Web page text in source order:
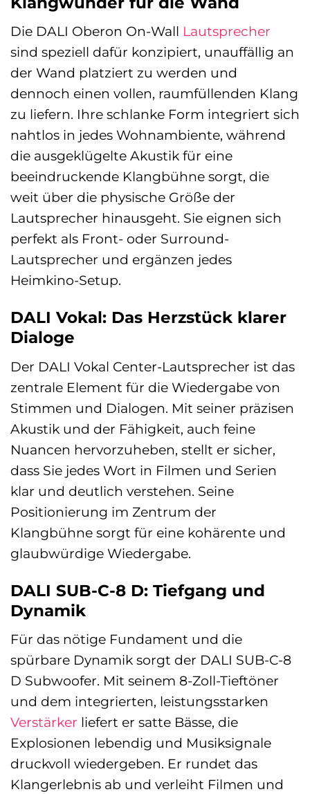
Die DALI Oberon On-Wall Lautsprecher
sind speziell dafür konzipiert, unauffällig an
der Wand platziert zu werden und
dennoch einen vollen, raumfüllenden Klang
zu liefern. Ihre schlanke Form integriert sich
nahtlos in jedes Wohnambiente, während
die ausgeklügelte Akustik für eine
beeindruckende Klangbühne sorgt, die
weit über die physische Größe der
Lautsprecher hinausgeht. Sie eignen sich
perfekt als Front- oder Surround-
Lautsprecher und ergänzen jedes
Heimkino-Setup.
DALI Vokal: Das Herzstück klarer
Dialoge
Der DALI Vokal Center-Lautsprecher ist das
zentrale Element für die Wiedergabe von
Stimmen und Dialogen. Mit seiner präzisen
Akustik und der Fähigkeit, auch feine
Nuancen hervorzuheben, stellt er sicher,
dass Sie jedes Wort in Filmen und Serien
klar und deutlich verstehen. Seine
Positionierung im Zentrum der
Klangbühne sorgt für eine kohärente und
glaubwürdige Wiedergabe.
DALI SUB-C-8 D: Tiefgang und
Dynamik
Für das nötige Fundament und die
spürbare Dynamik sorgt der DALI SUB-C-8
D Subwoofer. Mit seinem 8-Zoll-Tieftöner
und dem integrierten, leistungsstarken
Verstärker liefert er satte Bässe, die
Explosionen lebendig und Musiksignale
druckvoll wiedergeben. Er rundet das
Klangerlebnis ab und verleiht Filmen und